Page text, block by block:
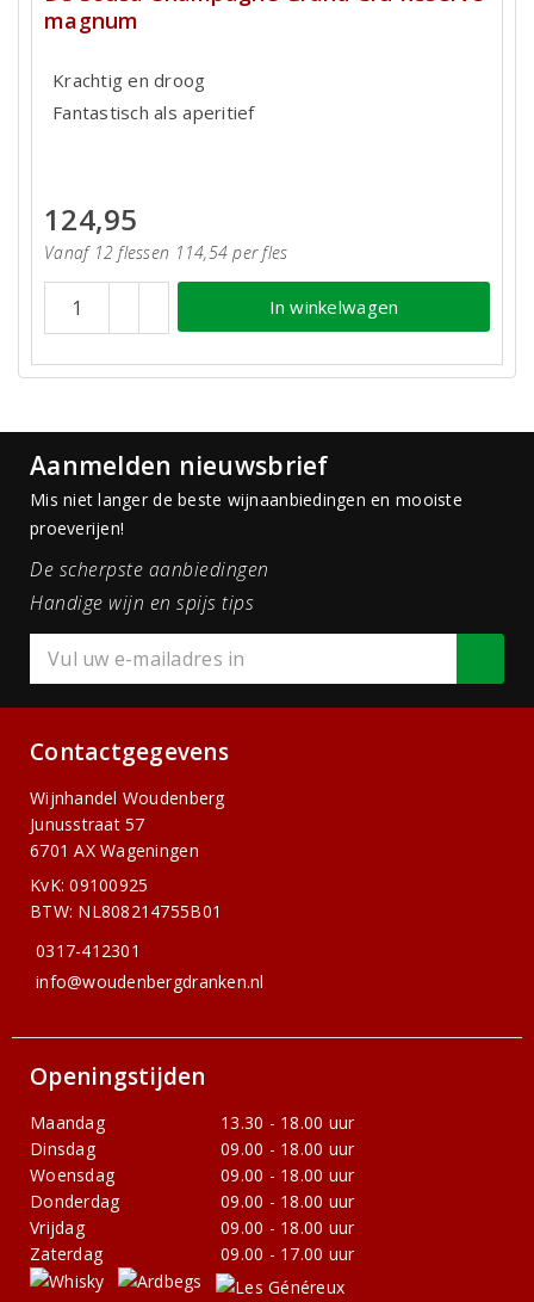
magnum
Krachtig en droog
Fantastisch als aperitief
124,95
Vanaf 12 flessen 114,54 per fles
In winkelwagen
Aanmelden nieuwsbrief
Mis niet langer de beste wijnaanbiedingen en mooiste
proeverijen!
De scherpste aanbiedingen
Handige wijn en spijs tips
Contactgegevens
Wijnhandel Woudenberg
Junusstraat 57
6701 AX Wageningen
KvK: 09100925
BTW: NL808214755B01
0317-412301
info@woudenbergdranken.nl
Openingstijden
Maandag
13.30 - 18.00 uur
Dinsdag
09.00 - 18.00 uur
Woensdag
09.00 - 18.00 uur
Donderdag
09.00 - 18.00 uur
Vrijdag
09.00 - 18.00 uur
Zaterdag
09.00 - 17.00 uur